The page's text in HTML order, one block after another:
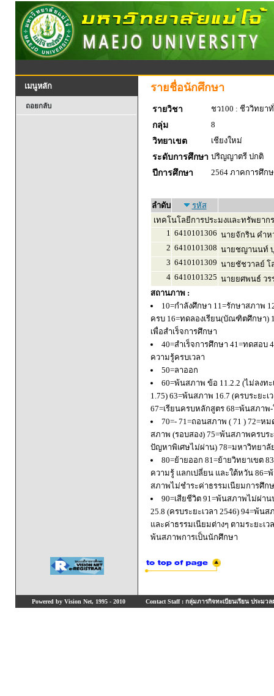
เมนูหลัก
ถอยกลับ
รายชื่อนักศึกษา
รายวิชา
ชว100 : ชีววิทยา
กลุ่ม
8
วิทยาเขต
เชียงใหม่
ระดับการศึกษา ปริญญาตรี ปกติ
ปีการศึกษา
2564 ภาคการศึก
ลำดับ
รหัส
เทคโนโลยีการประมงและทรัพยาก
1 6410101306 นายจักริน คำห
2 6410101308 นายชญานนท์
3 6410101309 นายชัชวาลย์ โ
4 6410101325 นายยศพนธ์ ว
สถานภาพ :
10=กำลังศึกษา 11=รักษาสภาพ
ครบ 16=ทดลองเรียน(บัณฑิตศึกษา)
เพื่อสำเร็จการศึกษา
40=สำเร็จการศึกษา 41=ทดสอบ
ความรู้ครบเวลา
50=ลาออก
60=พ้นสภาพ ข้อ 11.2.2 (ไม่ลงท
1.75) 63=พ้นสภาพ 16.7 (ครบระยะ
67=เรียนครบหลักสูตร 68=พ้นสภา
70=- 71=ถอนสภาพ ( 71 ) 72=
สภาพ (รอบสอง) 75=พ้นสภาพครบ
ปัญหาพิเศษไม่ผ่าน) 78=มหาวิทยา
80=ย้ายออก 81=ย้ายวิทยาเขต
ความรู้ แลกเปลี่ยน และใต้หวัน
สภาพไม่ชำระค่าธรรมเนียมการศึก
90=เสียชีวิต 91=พ้นสภาพไม่ผ่า
25.8 (ครบระยะเวลา 2546) 94=พ้
และค่าธรรมเนียมต่างๆ ตามระยะเ
พ้นสภาพการเป็นนักศึกษา
Powered by Vision Net, 1995 - 2010 Contact Staff : กลุ่มภารกิจทะเบียนเรียน ประมวล